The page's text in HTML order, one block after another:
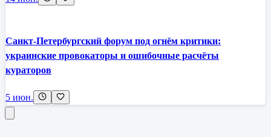
Санкт-Петербургский форум под огнём критики:
украинские провокаторы и ошибочные расчёты
кураторов
5 июн.